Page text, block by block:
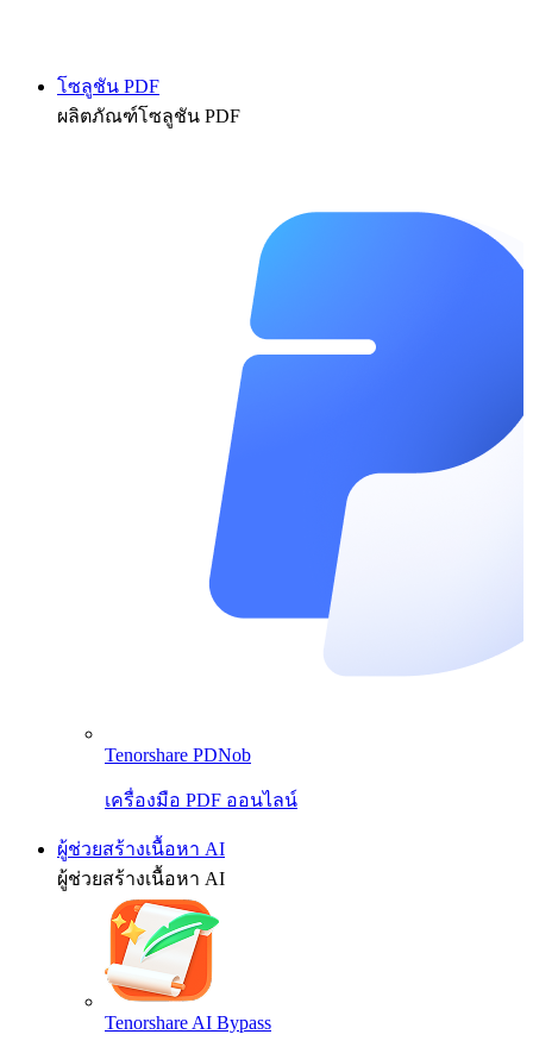
โซลูชัน PDF
ผลิตภัณฑ์โซลูชัน PDF
Tenorshare PDNob
เครื่องมือ PDF ออนไลน์
ผู้ช่วยสร้างเนื้อหา AI
ผู้ช่วยสร้างเนื้อหา AI
Tenorshare AI Bypass